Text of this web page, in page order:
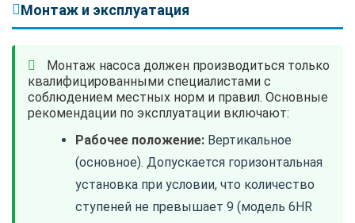
Монтаж и эксплуатация
Монтаж насоса должен производиться только
квалифицированными специалистами с
соблюдением местных норм и правил. Основные
рекомендации по эксплуатации включают:
Рабочее положение: Вертикальное
(основное). Допускается горизонтальная
установка при условии, что количество
ступеней не превышает 9 (модель 6HR